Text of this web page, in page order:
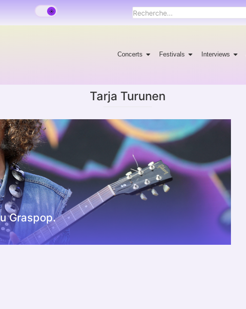
Concerts Festivals Interviews
Tarja Turunen
Graspop.